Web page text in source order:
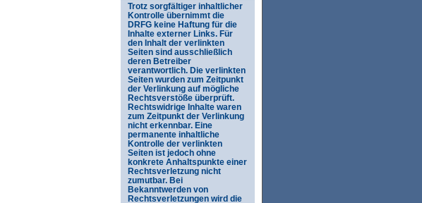
Trotz sorgfältiger inhaltlicher
Kontrolle übernimmt die
DRFG keine Haftung für die
Inhalte externer Links. Für
den Inhalt der verlinkten
Seiten sind ausschließlich
deren Betreiber
verantwortlich. Die verlinkten
Seiten wurden zum Zeitpunkt
der Verlinkung auf mögliche
Rechtsverstöße überprüft.
Rechtswidrige Inhalte waren
zum Zeitpunkt der Verlinkung
nicht erkennbar. Eine
permanente inhaltliche
Kontrolle der verlinkten
Seiten ist jedoch ohne
konkrete Anhaltspunkte einer
Rechtsverletzung nicht
zumutbar. Bei
Bekanntwerden von
Rechtsverletzungen wird die